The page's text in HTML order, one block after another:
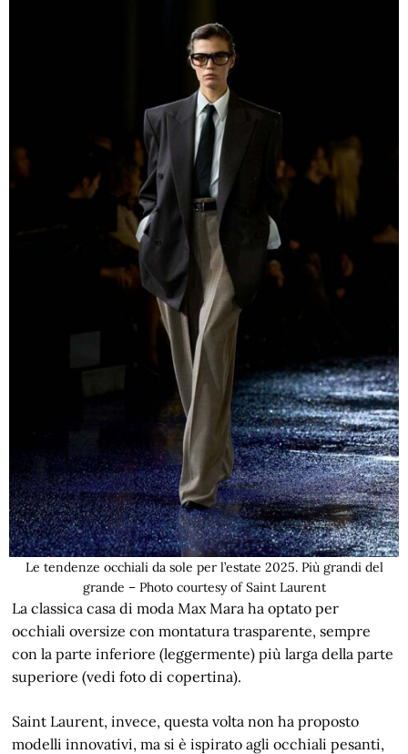
Le tendenze occhiali da sole per l’estate 2025. Più grandi del
grande – Photo courtesy of Saint Laurent
La classica casa di moda Max Mara ha optato per
occhiali oversize con montatura trasparente, sempre
con la parte inferiore (leggermente) più larga della parte
superiore (vedi foto di copertina).
Saint Laurent, invece, questa volta non ha proposto
modelli innovativi, ma si è ispirato agli occhiali pesanti,